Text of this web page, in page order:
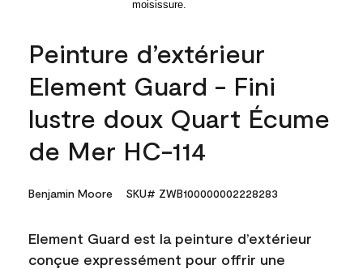
Peinture d’extérieur
Element Guard - Fini
lustre doux Quart Écume
de Mer HC-114
Benjamin Moore SKU# ZWB100000002228283
Element Guard est la peinture d’extérieur
conçue expressément pour offrir une